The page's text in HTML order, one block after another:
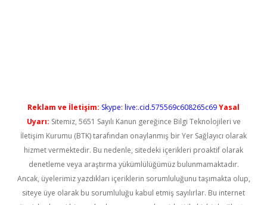
Reklam ve İletişim: Skype: live:.cid.575569c608265c69Yasal
Uyarı: Sitemiz, 5651 Sayılı Kanun gereğince Bilgi Teknolojileri ve
İletişim Kurumu (BTK) tarafından onaylanmış bir Yer Sağlayıcı olarak
hizmet vermektedir. Bu nedenle, sitedeki içerikleri proaktif olarak
denetleme veya araştırma yükümlülüğümüz bulunmamaktadır.
Ancak, üyelerimiz yazdıkları içeriklerin sorumluluğunu taşımakta olup,
siteye üye olarak bu sorumluluğu kabul etmiş sayılırlar. Bu internet